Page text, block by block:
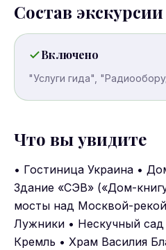
Состав экскурсии
Включено
"Услуги гида",
Что вы увидите
• Гостиница Украина •
Здание «СЭВ» («Дом-
мосты над Москвой-
Лужники • Нескучный сад
Кремль • Храм Василия